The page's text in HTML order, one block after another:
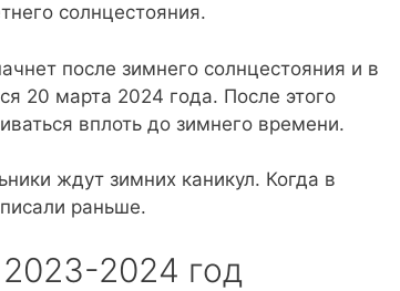
солнцестояния.
после зимнего солнцестояния и в
20 марта 2024 года. После этого
вплоть до зимнего времени.
ждут зимних каникул. Когда в
раньше.
2024 год